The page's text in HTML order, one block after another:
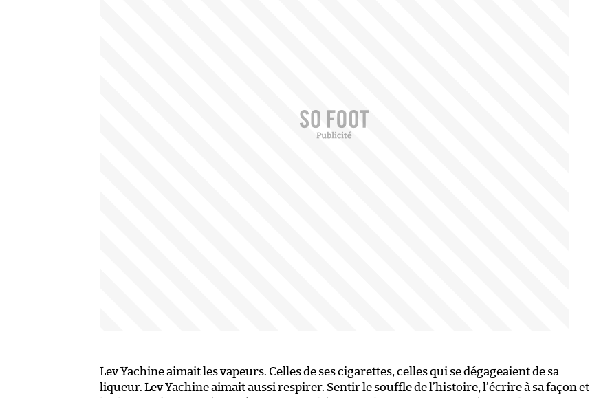
Lev Yachine aimait les vapeurs. Celles de ses cigarettes, celles qui se dégageaient de sa
liqueur. Lev Yachine aimait aussi respirer. Sentir le souffle de l’histoire, l’écrire à sa façon et